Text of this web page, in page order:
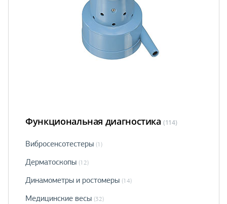
Функциональная диагностика (114)
Вибросенсотестеры (1)
Дерматоскопы (12)
Динамометры и ростомеры (14)
Медицинские весы (32)